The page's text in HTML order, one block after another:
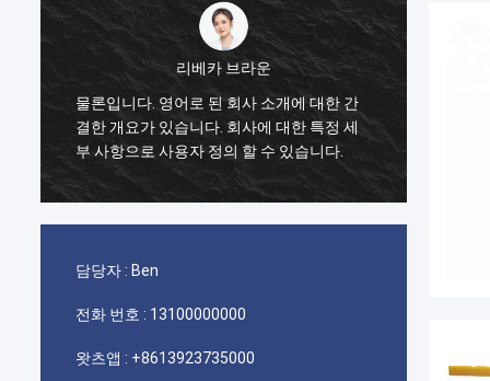
리베카 브라운
물론입니다. 영어로 된 회사 소개에 대한 간
결한 개요가 있습니다. 회사에 대한 특정 세
부 사항으로 사용자 정의 할 수 있습니다.
담당자 : Ben
전화 번호 : 13100000000
왓츠앱 : +8613923735000